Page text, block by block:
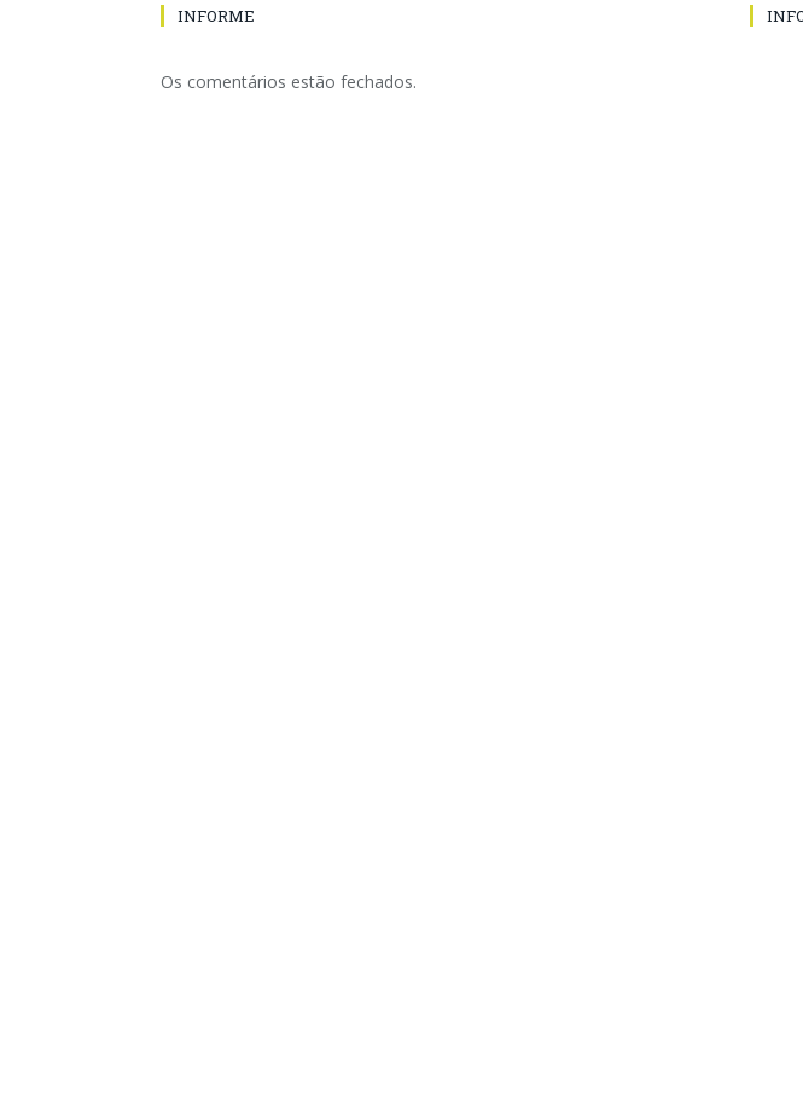
INFORME
Os comentários estão fechados.